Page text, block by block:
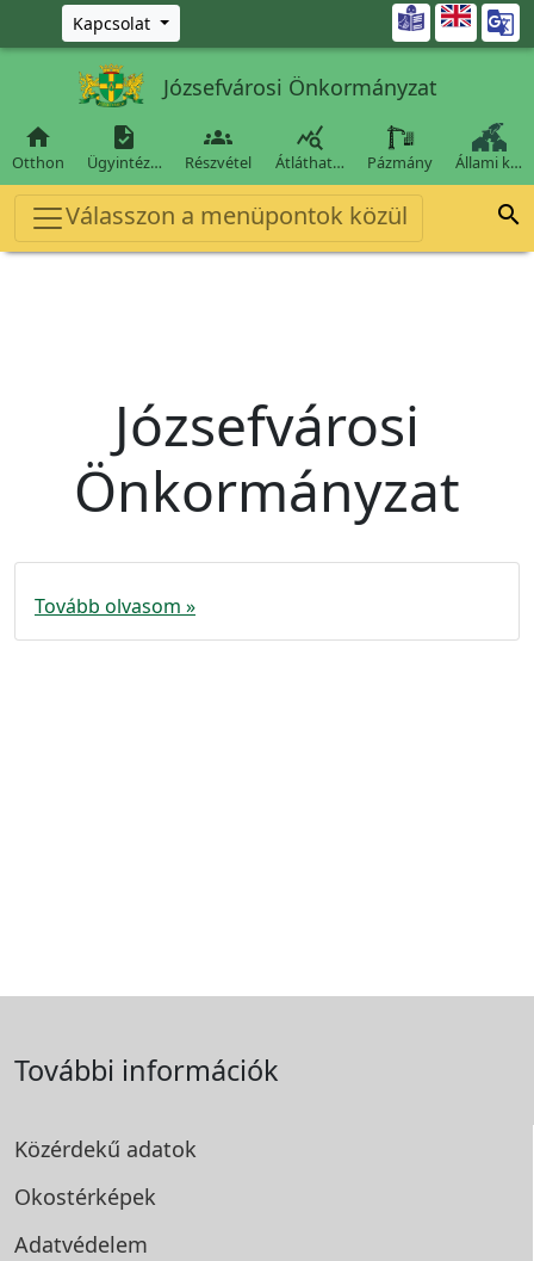
Ugrás a fő tartalomra
Kapcsolat 
Józsefvárosi Önkormányzat

Otthon

Ügyintéz…

Részvétel

Átláthat… Pázmány Állami k…
Válasszon a menüpontok közül 
Józsefvárosi
Önkormányzat
Tovább olvasom »
További információk
Közérdekű adatok
Okostérképek
Adatvédelem